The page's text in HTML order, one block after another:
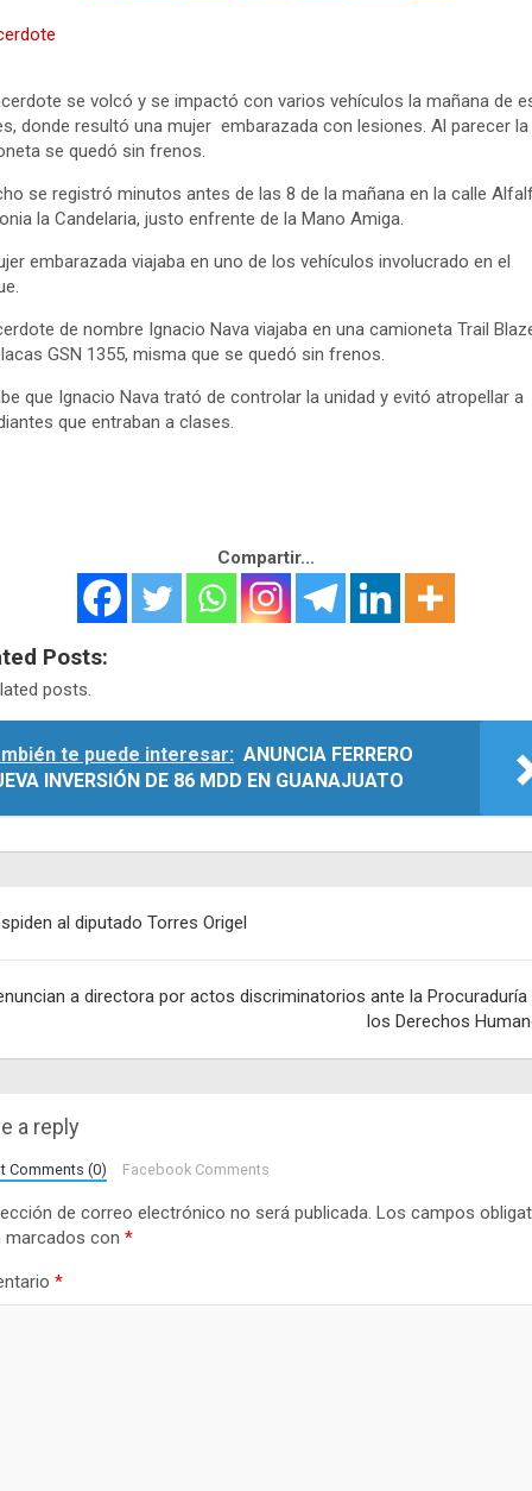
se volcó y se impactó con varios vehículos la mañana de
donde resultó una mujer embarazada con lesiones. Al parecer la
se quedó sin frenos.
se registró minutos antes de las 8 de la mañana en la calle
la Candelaria, justo enfrente de la Mano Amiga.
embarazada viajaba en uno de los vehículos involucrado en el
de nombre Ignacio Nava viajaba en una camioneta Trail
GSN 1355, misma que se quedó sin frenos.
que Ignacio Nava trató de controlar la unidad y evitó atropellar a
que entraban a clases.
Compartir...
Posts:
posts.
te puede interesar: ANUNCIA FERRERO
INVERSIÓN DE 86 MDD EN GUANAJUATO
al diputado Torres Origel
a directora por actos discriminatorios ante la Procuraduría
los Derechos
a reply
Comments (0) Facebook Comments
de correo electrónico no será publicada. Los campos
marcados con *
*